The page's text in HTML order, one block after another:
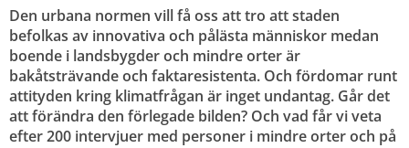
Den urbana normen vill få oss att tro att staden
befolkas av innovativa och pålästa människor medan
boende i landsbygder och mindre orter är
bakåtsträvande och faktaresistenta. Och fördomar runt
attityden kring klimatfrågan är inget undantag. Går det
att förändra den förlegade bilden? Och vad får vi veta
efter 200 intervjuer med personer i mindre orter och på